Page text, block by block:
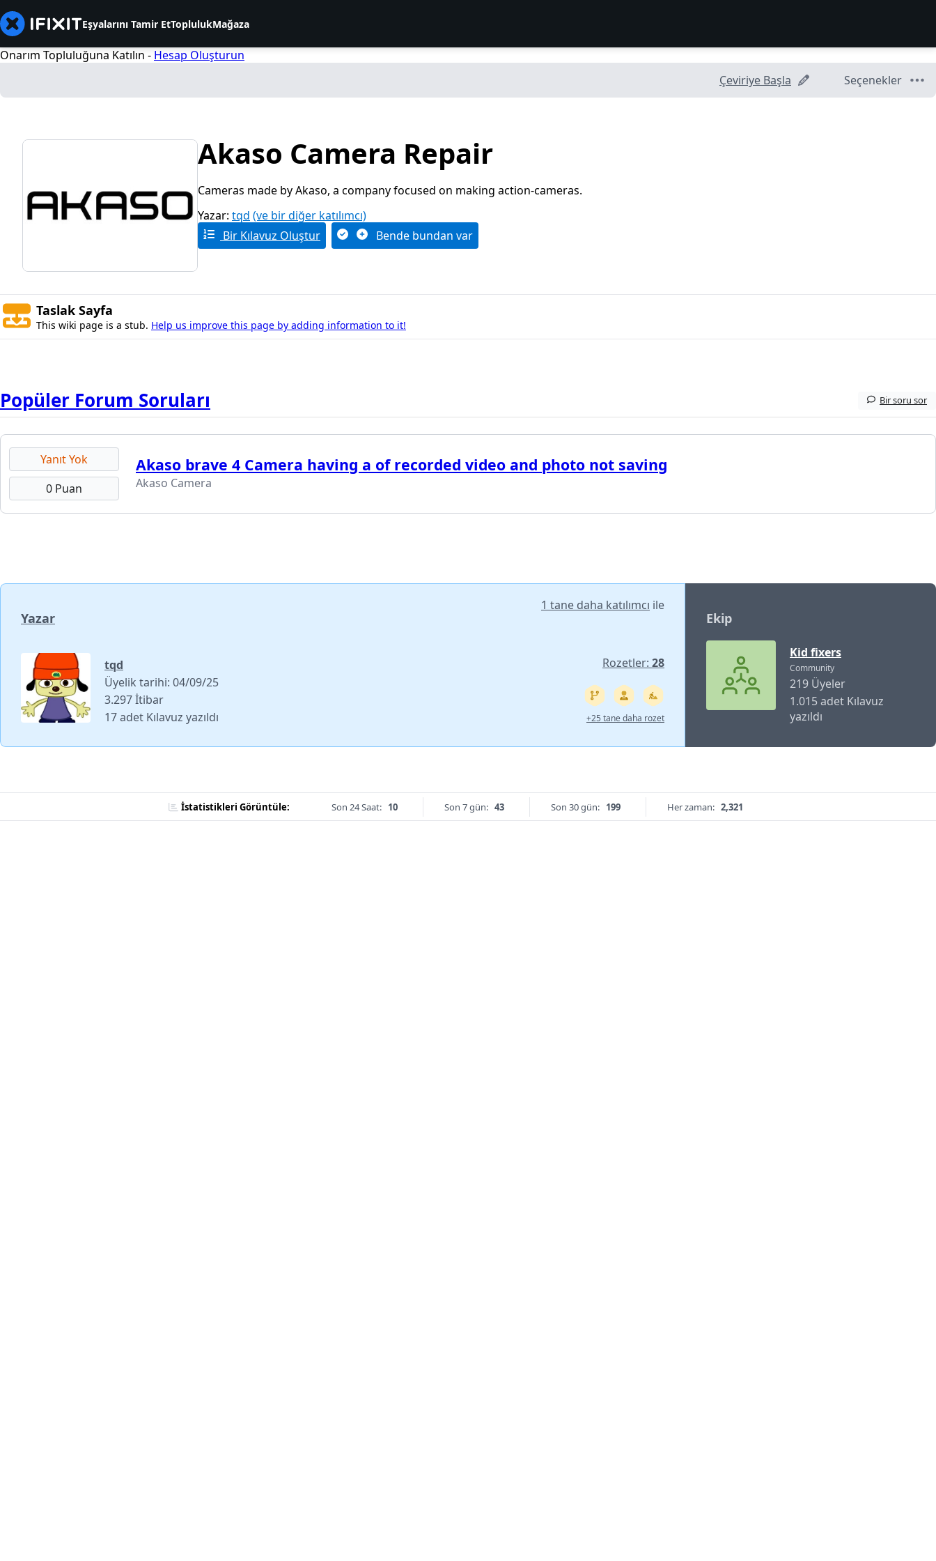
Eşyalarını Tamir EtToplulukMağaza
Onarım Topluluğuna Katılın - Hesap Oluşturun
Çeviriye Başla
Seçenekler
Akaso Camera Repair
Cameras made by Akaso, a company focused on making action-cameras.
Yazar: tqd (ve bir diğer katılımcı)
Bir Kılavuz Oluştur
Bende bundan var
Taslak Sayfa
This wiki page is a stub. Help us improve this page by adding information to it!
Popüler Forum Soruları Bir soru sor
Yanıt Yok
0 Puan
Akaso brave 4 Camera having a of recorded video and photo not saving
Akaso Camera
Yazar
1 tane daha katılımcı ile
tqd
Üyelik tarihi: 04/09/25
3.297 İtibar
17 adet Kılavuz yazıldı
Rozetler: 28
+25 tane daha rozet
Ekip
Kid fixers
Community
219 Üyeler
1.015 adet Kılavuz
yazıldı
İstatistikleri Görüntüle: Son 24 Saat: 10 Son 7 gün: 43 Son 30 gün: 199 Her zaman: 2,321